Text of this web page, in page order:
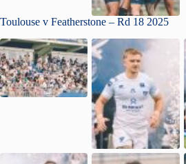
Toulouse v Featherstone – Rd 18 2025